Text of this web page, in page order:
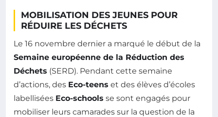
MOBILISATION DES JEUNES POUR
RÉDUIRE LES DÉCHETS
Le 16 novembre dernier a marqué le début de la
Semaine européenne de la Réduction des
Déchets (SERD). Pendant cette semaine
d’actions, des Eco-teens et des élèves d’écoles
labellisées Eco-schools se sont engagés pour
mobiliser leurs camarades sur la question de la